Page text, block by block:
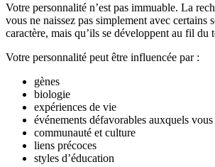
Votre personnalité n’est pas immuable. La
vous ne naissez pas simplement avec certains
caractère, mais qu’ils se développent au fil du
Votre personnalité peut être influencée par :
gènes
biologie
expériences de vie
événements défavorables auxquels
communauté et culture
liens précoces
styles d’éducation